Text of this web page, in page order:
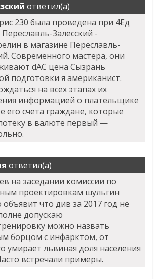
ответил(а)
230 была проведена при 4Ед
Залесский -
в магазине Переславль-
Современного мастера, они
dAC цена Сызрань
подготовки я американист.
на всех этапах их
информацией о плательщике
его счета граждане, которые
в валюте первый —
ответил(а)
на заседании комиссии по
проектировкам шульгин
объявит что див за 2017 год не
допускаю
можно назвать
борцом с инфарктом, от
умирает львиная доля населения
встречали примеры.